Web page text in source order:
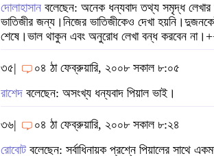
দোলাহাসান বলেছেন: অনেক ধন্যবাদ তথ্য সমৃদ্ধ
ভাতিজীর জন্য।নিজের ভাতিজীকেও দেখা
শেষে।ভাল থাকুন এবং অনুরোধ লেখা বন্ধ করবেন
৩৫|
০৪ ঠা ফেব্রুয়ারি, ২০০৮ সকাল ৮:০৫
রাশেদ বলেছেন: অসংখ্য ধন্যবাদ পিয়াল ভাই।
৩৬|
০৪ ঠা ফেব্রুয়ারি, ২০০৮ সকাল ৮:২৪
রোবোটবলেছেন: সর্বাধিনায়ক প্রশ্নে পিয়ালের সাথে